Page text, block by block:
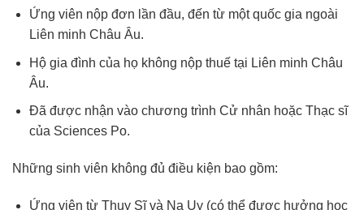
Ứng viên nộp đơn lần đầu, đến từ một quốc gia ngoài
Liên minh Châu Âu.
Hộ gia đình của họ không nộp thuế tại Liên minh Châu
Âu.
Đã được nhận vào chương trình Cử nhân hoặc Thạc sĩ
của Sciences Po.
Những sinh viên không đủ điều kiện bao gồm:
Ứng viên từ Thụy Sĩ và Na Uy (có thể được hưởng học